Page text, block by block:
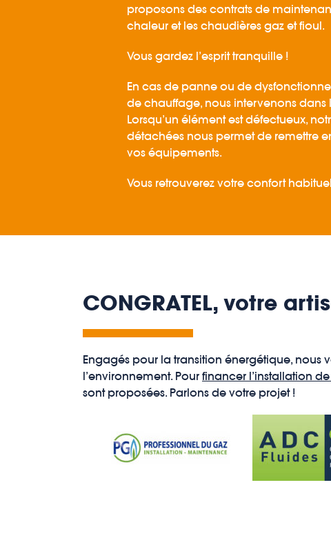
proposons des contrats de
chaleur et les chaudières gaz et fioul.
Vous gardez l’esprit tranquille !
En cas de panne ou de
de chauffage, nous intervenons dans
Lorsqu’un élément est défectueux,
détachées nous permet de remettre
vos équipements.
Vous retrouverez votre confort
CONGRATEL, votre
Engagés pour la transition énergétique,
l’environnement. Pour financer l’installation
sont proposées. Parlons de votre projet !